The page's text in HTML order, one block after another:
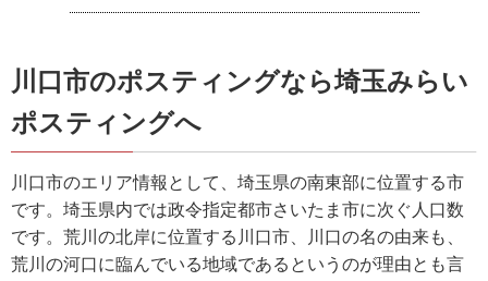
川口市のポスティングなら埼玉みらい
ポスティングへ
川口市のエリア情報として、埼玉県の南東部に位置する市
です。埼玉県内では政令指定都市さいたま市に次ぐ人口数
です。荒川の北岸に位置する川口市、川口の名の由来も、
荒川の河口に臨んでいる地域であるというのが理由とも言